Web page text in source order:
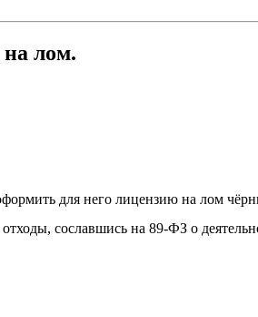
лом.
для него лицензию на лом
сославшись на 89-ФЗ о